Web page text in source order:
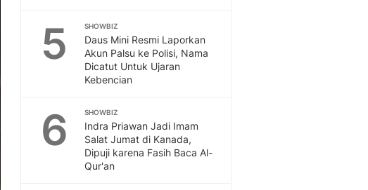
5 SHOWBIZ
Daus Mini Resmi Laporkan
Akun Palsu ke Polisi, Nama
Dicatut Untuk Ujaran
Kebencian
6 SHOWBIZ
Indra Priawan Jadi Imam
Salat Jumat di Kanada,
Dipuji karena Fasih Baca Al-
Qur'an